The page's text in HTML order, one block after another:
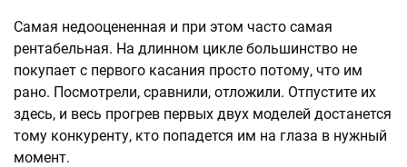
Самая недооцененная и при этом часто самая
рентабельная. На длинном цикле большинство не
покупает с первого касания просто потому, что им
рано. Посмотрели, сравнили, отложили. Отпустите их
здесь, и весь прогрев первых двух моделей достанется
тому конкуренту, кто попадется им на глаза в нужный
момент.